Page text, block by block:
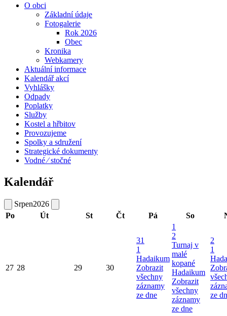
O obci
Základní údaje
Fotogalerie
Rok 2026
Obec
Kronika
Webkamery
Aktuální informace
Kalendář akcí
Vyhlášky
Odpady
Poplatky
Služby
Kostel a hřbitov
Provozujeme
Spolky a sdružení
Strategické dokumenty
Vodné ⁄ stočné
Kalendář
Srpen2026
Po
Út St Čt Pá So
27 28 29 30
31
1
Hadaikum
Zobrazit
všechny
záznamy
ze dne
1
2
Turnaj v
malé
kopané
Hadaikum
Zobrazit
všechny
záznamy
ze dne
2
1
ze